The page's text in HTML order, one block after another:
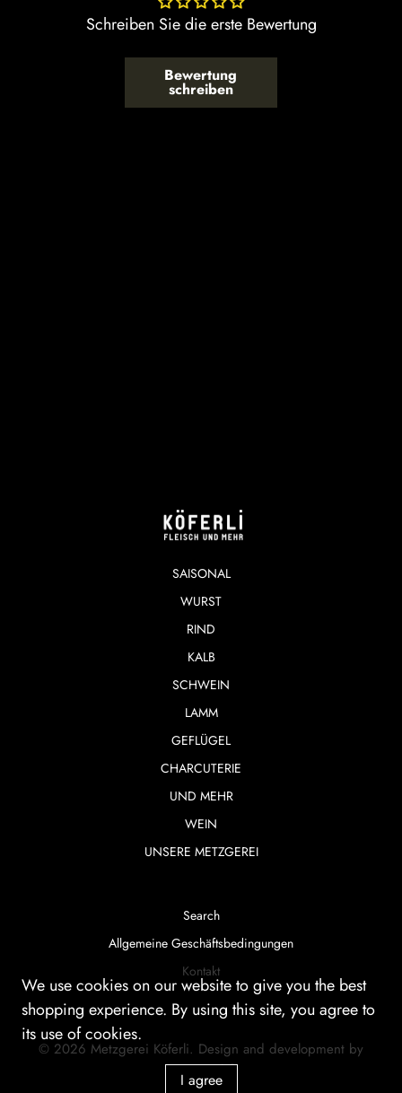
Schreiben Sie die erste Bewertung
Bewertung
schreiben
SAISONAL
WURST
RIND
KALB
SCHWEIN
LAMM
GEFLÜGEL
CHARCUTERIE
UND MEHR
WEIN
UNSERE METZGEREI
Search
Allgemeine Geschäftsbedingungen
Kontakt
© 2026 Metzgerei Köferli. Design and development by
smartera AG
We use cookies on our website to give you the best
shopping experience. By using this site, you agree to
its use of cookies.
I agree